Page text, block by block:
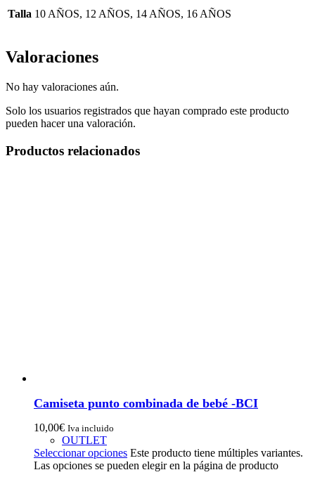
Talla 10 AÑOS, 12 AÑOS, 14 AÑOS, 16 AÑOS
Valoraciones
No hay valoraciones aún.
Solo los usuarios registrados que hayan comprado este producto
pueden hacer una valoración.
Productos relacionados
Camiseta punto combinada de bebé -BCI
10,00€ Iva incluido
OUTLET
Seleccionar opciones Este producto tiene múltiples variantes.
Las opciones se pueden elegir en la página de producto